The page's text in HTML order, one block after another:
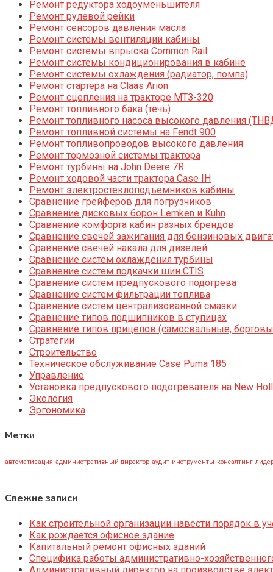
Ремонт редуктора ходоуменьшителя
Ремонт рулевой рейки
Ремонт сенсоров давления масла
Ремонт системы вентиляции кабины
Ремонт системы впрыска Common Rail
Ремонт системы кондиционирования в кабине
Ремонт системы охлаждения (радиатор, помпа)
Ремонт стартера на Claas Arion
Ремонт сцепления на тракторе МТЗ-320
Ремонт топливного бака (течь)
Ремонт топливного насоса высокого давления
Ремонт топливной системы на Fendt 900
Ремонт топливопроводов высокого давления
Ремонт тормозной системы трактора
Ремонт турбины на John Deere 7R
Ремонт ходовой части трактора Case IH
Ремонт электростеклоподъемников кабины
Сравнение грейферов для погрузчиков
Сравнение дисковых борон Lemken и Kuhn
Сравнение комфорта кабин разных брендов
Сравнение свечей зажигания для бензиновых
Сравнение свечей накала для дизелей
Сравнение систем охлаждения турбины
Сравнение систем подкачки шин CTIS
Сравнение систем предпускового подогрева
Сравнение систем фильтрации топлива
Сравнение систем централизованной смазки
Сравнение типов подшипников в ступицах
Сравнение типов прицепов (самосвальные,
Стратегии
Строительство
Техническое обслуживание Case Puma 185
Управление
Установка предпускового подогревателя на New
Экология
Эргономика
Метки
автоматизация административный директор аудит инструменты консалтинг
Свежие записи
Как строительной организации навести порядок в
Как рождается офисное здание
Капитальный ремонт офисных зданий
Специфика работы административно-